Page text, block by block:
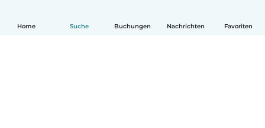
Home Suche Buchungen Nachrichten Favoriten